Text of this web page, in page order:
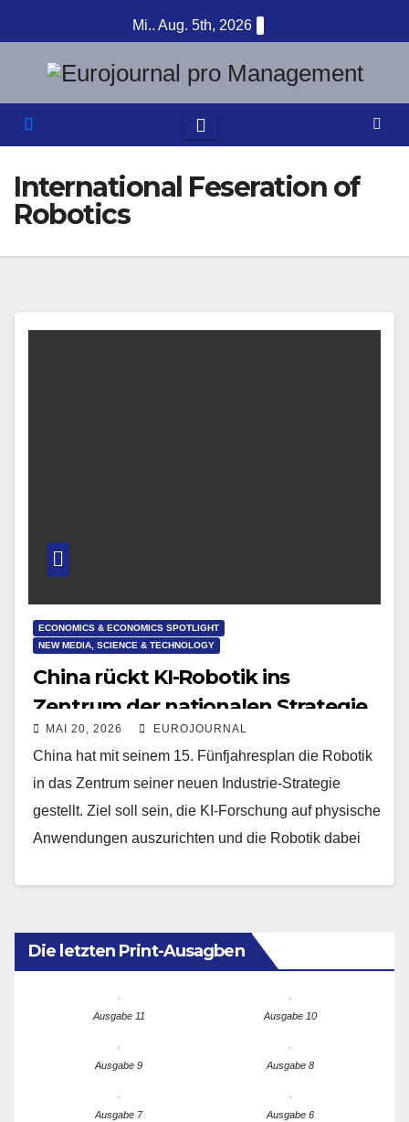
Inhalt
springen
Mi.. Aug. 5th, 2026
International Feseration of
Robotics
ECONOMICS & ECONOMICS SPOTLIGHT
NEW MEDIA, SCIENCE & TECHNOLOGY
China rückt KI-Robotik ins
Zentrum der nationalen Strategie
MAI 20, 2026 EUROJOURNAL
China hat mit seinem 15. Fünfjahresplan die Robotik
in das Zentrum seiner neuen Industrie-Strategie
gestellt. Ziel soll sein, die KI-Forschung auf physische
Anwendungen auszurichten und die Robotik dabei
Die letzten Print-Ausagben
Ausgabe 11 Ausgabe 10
Ausgabe 9 Ausgabe 8
Ausgabe 7 Ausgabe 6